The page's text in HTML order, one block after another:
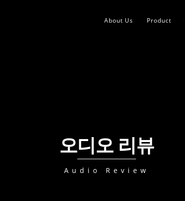
About Us Product
오디오 리뷰
Audio Review